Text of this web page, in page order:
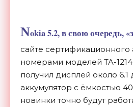
Nokia 5.2, в свою очередь,
сайте сертификационного
номерами моделей TA-1214
получил дисплей около
аккумулятор с ёмкостью
новинки точно будут